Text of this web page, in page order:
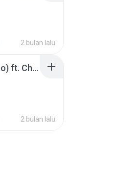
2 bulan lalu
SOJA - You And Me (Official Video) ft. Chris Boomer.m4a
2 bulan lalu